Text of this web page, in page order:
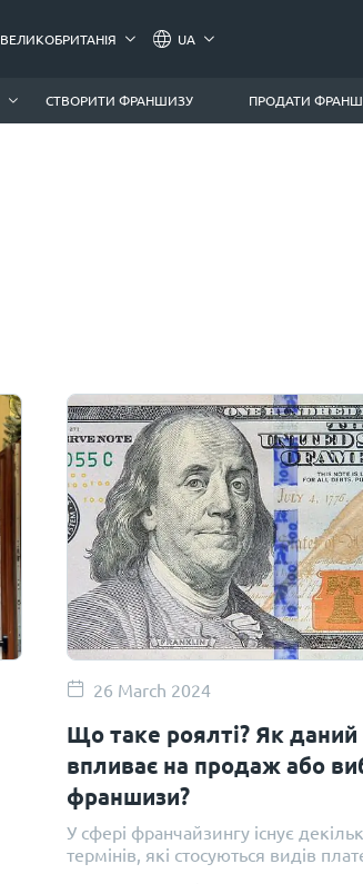
ВЕЛИКОБРИТАНІЯ UA
СТВОРИТИ ФРАНШИЗУ ПРОДАТИ
26 March 2024
Що таке роялті? Як даний
впливає на продаж або
франшизи?
У сфері франчайзингу існує
термінів, які стосуються видів